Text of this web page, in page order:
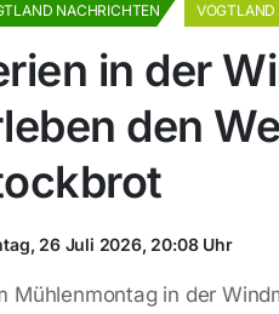
NACHRICHTEN VOGTLAND
in der
den
26 Juli 2026, 20:08 Uhr
Mühlenmontag in der